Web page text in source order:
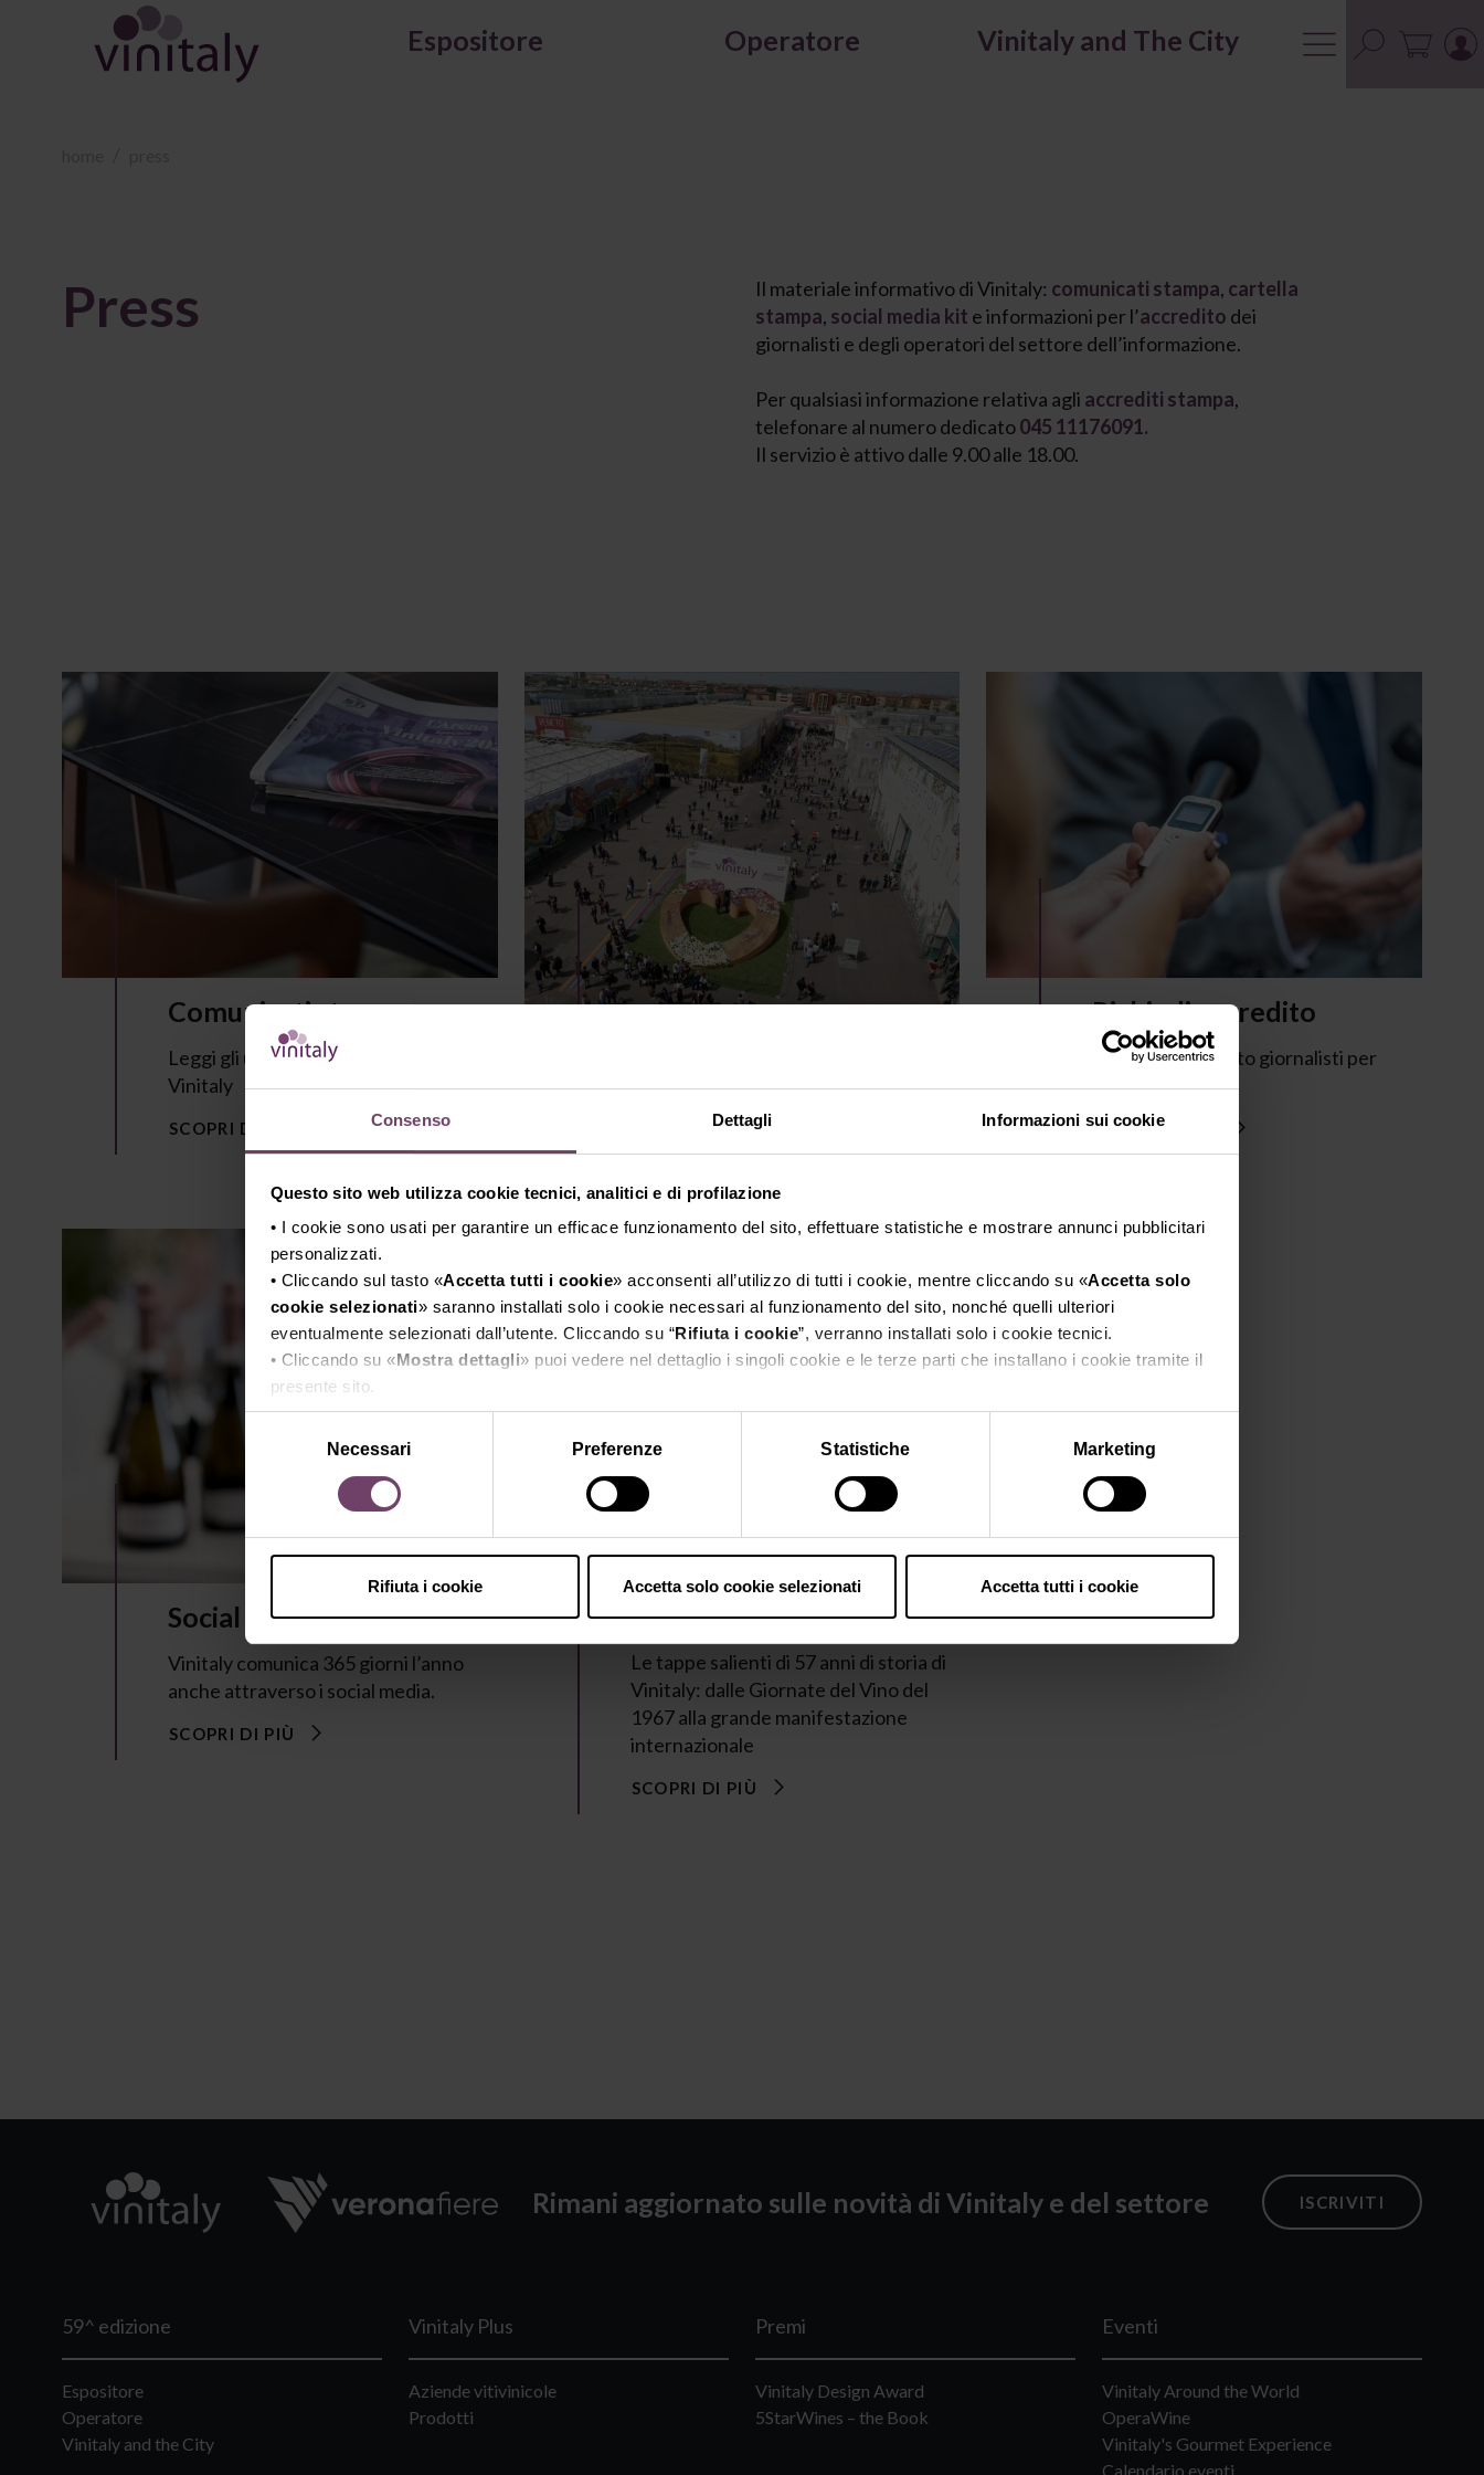
Consenso Dettagli Informazioni sui cookie
Questo sito web utilizza cookie tecnici, analitici e di profilazione
• I cookie sono usati per garantire un efficace funzionamento del sito, effettuare statistiche e mostrare annunci pubblicitari
personalizzati.
• Cliccando sul tasto «Accetta tutti i cookie» acconsenti all’utilizzo di tutti i cookie, mentre cliccando su «Accetta solo
cookie selezionati» saranno installati solo i cookie necessari al funzionamento del sito, nonché quelli ulteriori
eventualmente selezionati dall’utente. Cliccando su “Rifiuta i cookie”, verranno installati solo i cookie tecnici.
• Cliccando su «Mostra dettagli» puoi vedere nel dettaglio i singoli cookie e le terze parti che installano i cookie tramite il
presente sito.
•Clicca quiper visualizzare l'informativa sulla privacy.
Necessari Preferenze Statistiche Marketing
Rifiuta i cookie Accetta solo cookie selezionati Accetta tutti i cookie
Espositore Operatore Vinitaly and The City
Press Il materiale informativo di Vinitaly: comunicati stampa, cartella
stampa, social media kit einformazioni per l’accredito dei
giornalisti e degli operatori del settore dell’informazione.
Per qualsiasi informazione relativa agli accrediti stampa,
telefonare al numero dedicato045 11176091.
Il servizio è attivo dalle 9.00 alle 18.00.
Comunicati stampa
Leggi gli ultimi comunicati stampa di
Vinitaly
SCOPRI DI PIÙ
SCOPRI DI PIÙ
Richiedi accredito
Richiedi l'accredito giornalisti per
Vinitaly 2026
SCOPRI DI PIÙ
Social Media Kit
Vinitaly comunica 365 giorni l’anno
anche attraverso i social media.
SCOPRI DI PIÙ
La storia di Vinitaly
Le tappe salienti di 57 anni di storia di
Vinitaly: dalle Giornate del Vino del
1967 alla grande manifestazione
internazionale
SCOPRI DI PIÙ
Rimani aggiornato sulle novità di Vinitaly e del settore ISCRIVITI
59^ edizione
Espositore
Operatore
Vinitaly and the City
Vinitaly Plus
Aziende vitivinicole
Prodotti
Premi
Vinitaly Design Award
5StarWines – the Book
Eventi
Vinitaly Around the World
OperaWine
Vinitaly's Gourmet Experience
Calendario eventi